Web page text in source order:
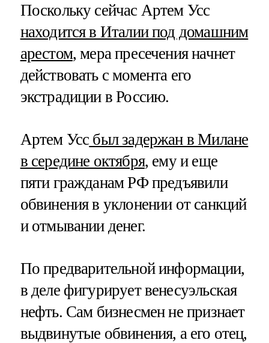
Поскольку сейчас Артем Усс
находится в Италии под домашним
арестом, мера пресечения начнет
действовать с момента его
экстрадиции в Россию.
Артем Уссбыл задержан в Милане
в середине октября, ему и еще
пяти гражданам РФ предъявили
обвинения в уклонении от санкций
и отмывании денег.
По предварительной информации,
в деле фигурирует венесуэльская
нефть. Сам бизнесмен не признает
выдвинутые обвинения, а его отец,